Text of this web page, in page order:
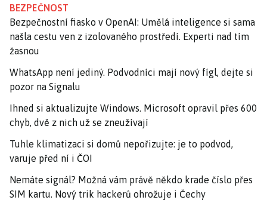
BEZPEČNOST
Bezpečnostní fiasko v OpenAI: Umělá inteligence si sama
našla cestu ven z izolovaného prostředí. Experti nad tím
žasnou
WhatsApp není jediný. Podvodníci mají nový fígl, dejte si
pozor na Signalu
Ihned si aktualizujte Windows. Microsoft opravil přes 600
chyb, dvě z nich už se zneužívají
Tuhle klimatizaci si domů nepořizujte: je to podvod,
varuje před ní i ČOI
Nemáte signál? Možná vám právě někdo krade číslo přes
SIM kartu. Nový trik hackerů ohrožuje i Čechy